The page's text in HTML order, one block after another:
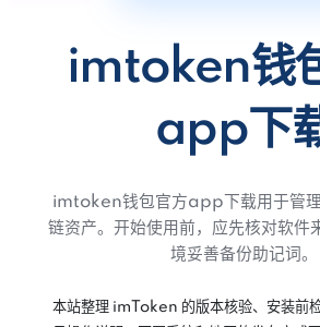
imtoken钱
app下
imtoken钱包官方app下载用于管
链资产。开始使用前，应先核对软件
境妥善备份助记词。
本站整理 imToken 的版本核验、安装前